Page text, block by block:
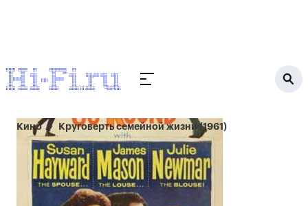
Кино Круговерть семейной жизни (1961)